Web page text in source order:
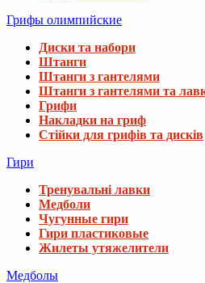
Грифы олимпийские
Диски та набори
Штанги
Штанги з гантелями
Штанги з гантелями та
Грифи
Накладки на гриф
Стійки для грифів та дисків
Гири
Тренувальні лавки
Медболи
Чугунные гири
Гири пластиковые
Жилеты утяжелители
Медболы